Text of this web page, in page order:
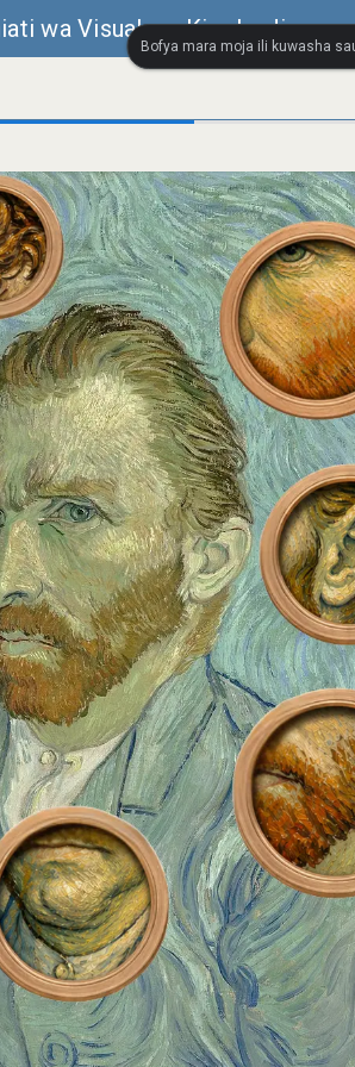
wa Visual wa Kipolandi
Bofya mara moja ili kuwasha